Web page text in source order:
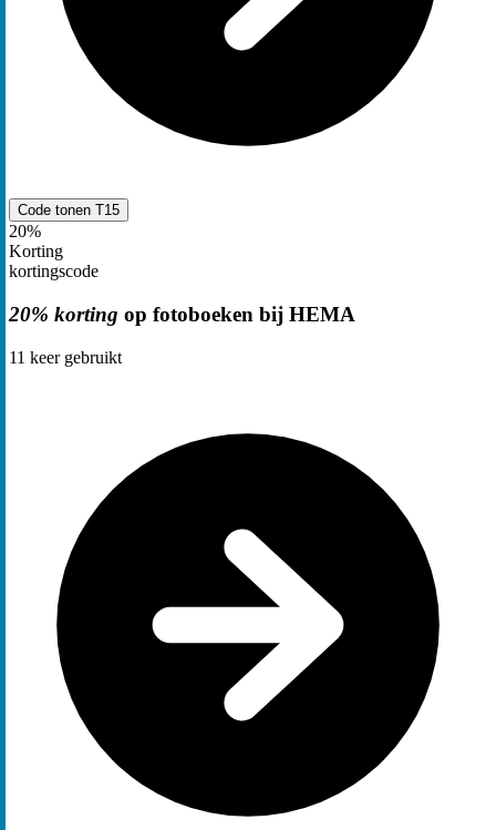
Code tonen T15
20%
Korting
kortingscode
20% korting op fotoboeken bij HEMA
11 keer gebruikt